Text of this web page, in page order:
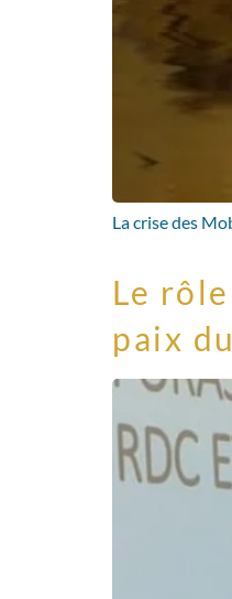
La crise des
Le
paix